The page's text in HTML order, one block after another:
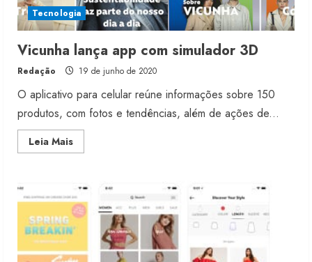
Tecnologia
Vicunha lança app com simulador 3D
Redação 19 de junho de 2020
O aplicativo para celular reúne informações sobre 150
produtos, com fotos e tendências, além de ações de...
Leia MaisRead
more
app
com
simulador
3D